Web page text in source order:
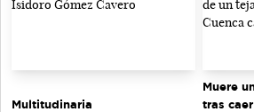
Multitudinaria
Muere
tras